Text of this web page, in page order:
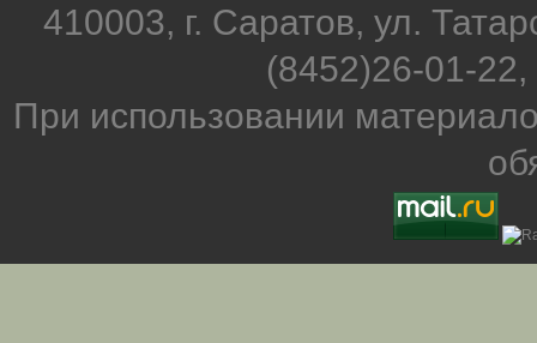
410003, г. Саратов, ул.
(8452)26-01-
При использовании